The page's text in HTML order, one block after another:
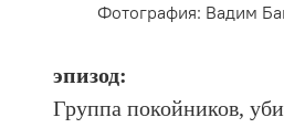
Фотография: Вадим
эпизод:
Группа покойников,